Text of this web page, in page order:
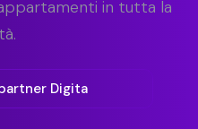
in tutta la
Digita